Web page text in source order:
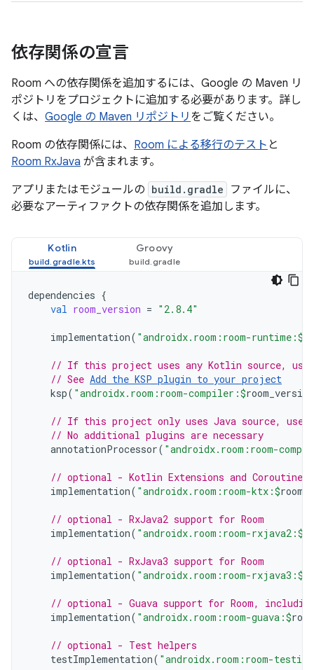
依存関係の宣言
Room への依存関係を追加するには、Google の Maven リ
ポジトリをプロジェクトに追加する必要があります。詳し
くは、 Google の Maven リポジトリ をご覧ください。
Room の依存関係には、 Room による移行のテスト と
Room RxJava が含まれます。
アプリまたはモジュールの build.gradle
ファイルに、
必要なアーティファクトの依存関係を追加します。
Kotlin Groovy
dependencies {
val room_version = "2.8.4"
implementation( "androidx.room:room-runtime:$
// If this project uses any Kotlin source, use
// See Add the KSP plugin to your project
ksp( "androidx.room:room-compiler:$room_version
// If this project only uses Java source, use
// No additional plugins are necessary
annotationProcessor( "androidx.room:room-
// optional - Kotlin Extensions and Coroutines
implementation( "androidx.room:room-ktx:$
// optional - RxJava2 support for Room
implementation( "androidx.room:room-rxjava2:$
// optional - RxJava3 support for Room
implementation( "androidx.room:room-rxjava3:$
// optional - Guava support for Room,
implementation( "androidx.room:room-guava:$
// optional - Test helpers
testImplementation( "androidx.room:room-